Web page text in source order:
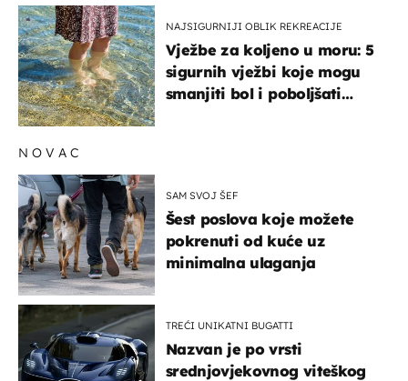
NAJSIGURNIJI OBLIK REKREACIJE
Vježbe za koljeno u moru: 5
sigurnih vježbi koje mogu
smanjiti bol i poboljšati
NOVAC
SAM SVOJ ŠEF
Šest poslova koje možete
pokrenuti od kuće uz
minimalna ulaganja
TREĆI UNIKATNI BUGATTI
Nazvan je po vrsti
srednjovjekovnog viteškog